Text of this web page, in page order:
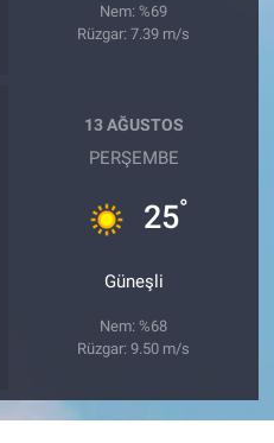
Nem: %69
Rüzgar: 7.39 m/s
13 AĞUSTOS
PERŞEMBE
25°
Güneşli
Nem: %68
Rüzgar: 9.50 m/s